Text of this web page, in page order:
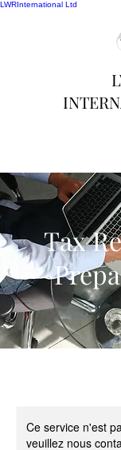
LWRInternational Ltd
Tax
Ce service n'est
veuillez nous